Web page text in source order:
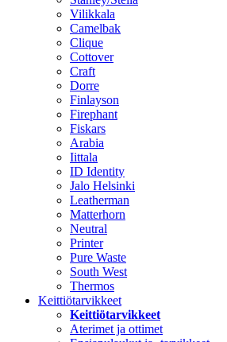
Vilikkala
Camelbak
Clique
Cottover
Craft
Dorre
Finlayson
Firephant
Fiskars
Arabia
Iittala
ID Identity
Jalo Helsinki
Leatherman
Matterhorn
Neutral
Printer
Pure Waste
South West
Thermos
Keittiötarvikkeet
Keittiötarvikkeet
Aterimet ja ottimet